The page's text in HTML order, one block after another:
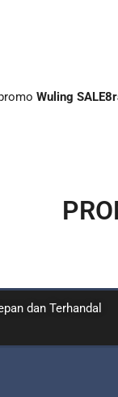
Wuling
dan Terhandal